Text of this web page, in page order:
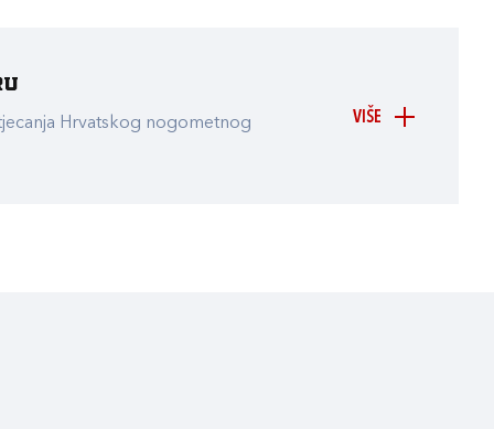
VIŠE
Hrvatskog nogometnog